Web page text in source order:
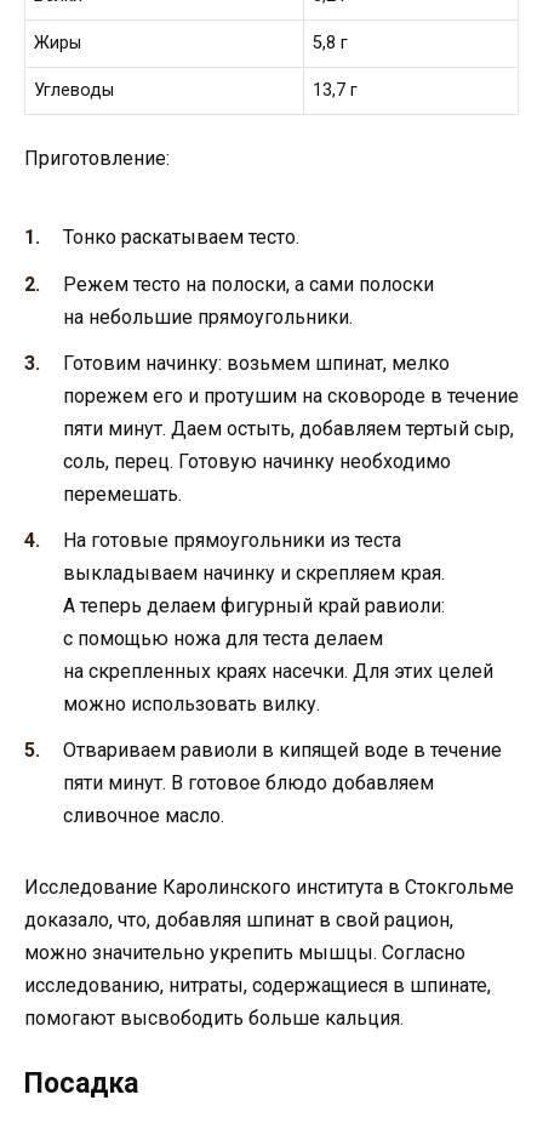
Жиры 5,8 г
Углеводы 13,7 г
Приготовление:
Тонко раскатываем тесто.
Режем тесто на полоски, а сами полоски
на небольшие прямоугольники.
Готовим начинку: возьмем шпинат, мелко
порежем его и протушим на сковороде в течение
пяти минут. Даем остыть, добавляем тертый сыр,
соль, перец. Готовую начинку необходимо
перемешать.
На готовые прямоугольники из теста
выкладываем начинку и скрепляем края.
А теперь делаем фигурный край равиоли:
с помощью ножа для теста делаем
на скрепленных краях насечки. Для этих целей
можно использовать вилку.
Отвариваем равиоли в кипящей воде в течение
пяти минут. В готовое блюдо добавляем
сливочное масло.
Исследование Каролинского института в Стокгольме
доказало, что, добавляя шпинат в свой рацион,
можно значительно укрепить мышцы. Согласно
исследованию, нитраты, содержащиеся в шпинате,
помогают высвободить больше кальция.
Посадка